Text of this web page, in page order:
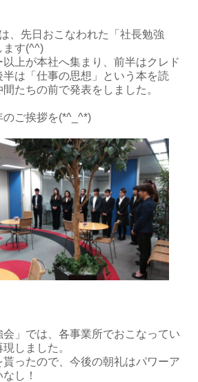
、先日おこなわれた「社長勉強
ます(^^)
上が本社へ集まり、前半はクレド
は「仕事の思想」という本を読
たちの前で発表をしました。
のご挨拶を(*^_^*)
会」では、各事業所でおこなってい
しました。
ったので、今後の朝礼はパワーア
し！